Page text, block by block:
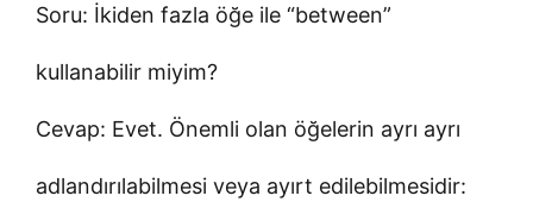
Soru: İkiden fazla öğe ile “between”
kullanabilir miyim?
Cevap: Evet. Önemli olan öğelerin ayrı ayrı
adlandırılabilmesi veya ayırt edilebilmesidir: